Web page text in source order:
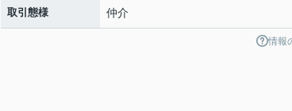
取引態様 仲介
情報